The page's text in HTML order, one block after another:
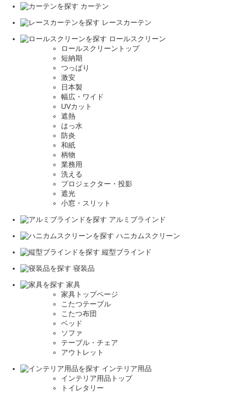
カーテン
レースカーテン
ロールスクリーン
ロールスクリーントップ
短納期
つっぱり
激安
日本製
幅広・ワイド
UVカット
遮熱
はっ水
防炎
和紙
柄物
業務用
洗える
プロジェクター・投影
遮光
小窓・スリット
アルミブラインド
ハニカムスクリーン
縦型ブラインド
寝装品
家具
家具トップページ
こたつテーブル
こたつ布団
ベッド
ソファ
テーブル・チェア
アウトレット
インテリア用品
インテリア用品トップ
トイレタリー